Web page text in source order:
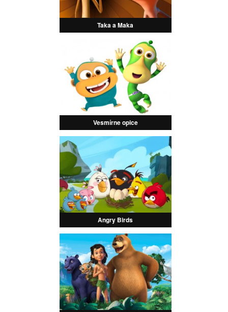
Taka a Maka
Vesmírne opice
Angry Birds